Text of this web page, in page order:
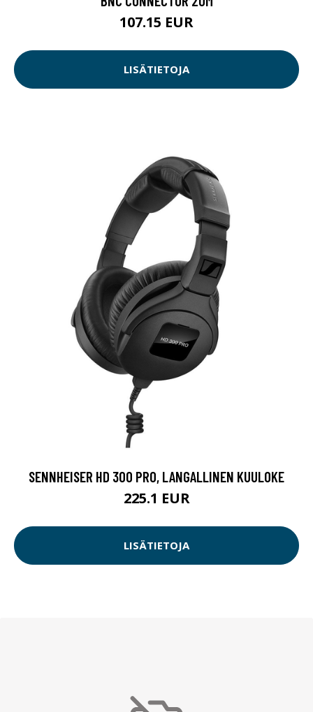
107.15 EUR
LISÄTIETOJA
SENNHEISER HD 300 PRO, LANGALLINEN KUULOKE
225.1 EUR
LISÄTIETOJA